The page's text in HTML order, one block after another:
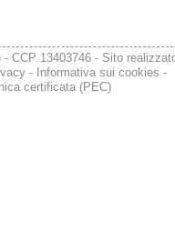
una petroliera della
CCP 13403746 - Sito
- Informativa sui cookies -
certificata (PEC)